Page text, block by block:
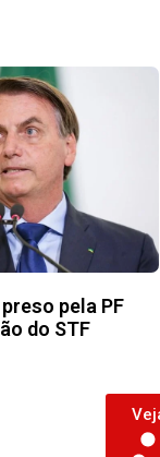
pela PF
do STF